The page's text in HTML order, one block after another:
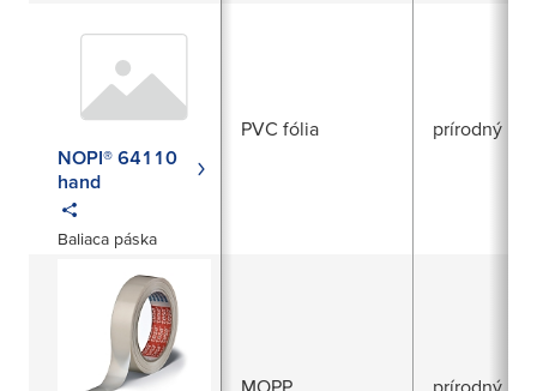
NOPI® 64110
hand
Baliaca páska
PVC fólia prírodný
MOPP prírodný